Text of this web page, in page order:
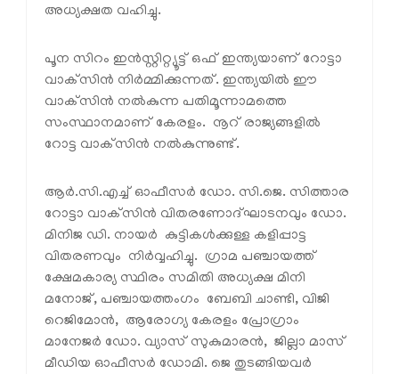
അധ്യക്ഷത വഹിച്ചു.
പൂന സിറം ഇന്‍സ്റ്റിറ്റ്യൂട്ട് ഒഫ് ഇന്ത്യയാണ് റോട്ടാ
വാക്‌സിന്‍ നിര്‍മ്മിക്കുന്നത്. ഇന്ത്യയില്‍ ഈ
വാക്‌സിന്‍ നല്‍കുന്ന പതിമൂന്നാമത്തെ
സംസ്ഥാനമാണ് കേരളം. നൂറ് രാജ്യങ്ങളില്‍
റോട്ട വാക്‌സിന്‍ നല്‍കുന്നുണ്ട്.
ആര്‍.സി.എച്ച് ഓഫീസര്‍ ഡോ. സി.ജെ. സിത്താര
റോട്ടാ വാക്‌സിന്‍ വിതരണോദ്ഘാടനവും ഡോ.
മിനിജ ഡി. നായര്‍ കുട്ടികള്‍ക്കുള്ള കളിപ്പാട്ട
വിതരണവും നിര്‍വ്വഹിച്ചു. ഗ്രാമ പഞ്ചായത്ത്
ക്ഷേമകാര്യ സ്ഥിരം സമിതി അധ്യക്ഷ മിനി
മനോജ്, പഞ്ചായത്തംഗം ബേബി ചാണ്ടി, വിജി
റെജിമോന്‍, ആരോഗ്യ കേരളം പ്രോഗ്രാം
മാനേജര്‍ ഡോ. വ്യാസ് സുകുമാരന്‍, ജില്ലാ മാസ്
മീഡിയ ഓഫീസര്‍ ഡോമി. ജെ തുടങ്ങിയവര്‍